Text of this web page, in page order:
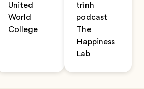
United
World
College
trình
podcast
The
Happiness
Lab